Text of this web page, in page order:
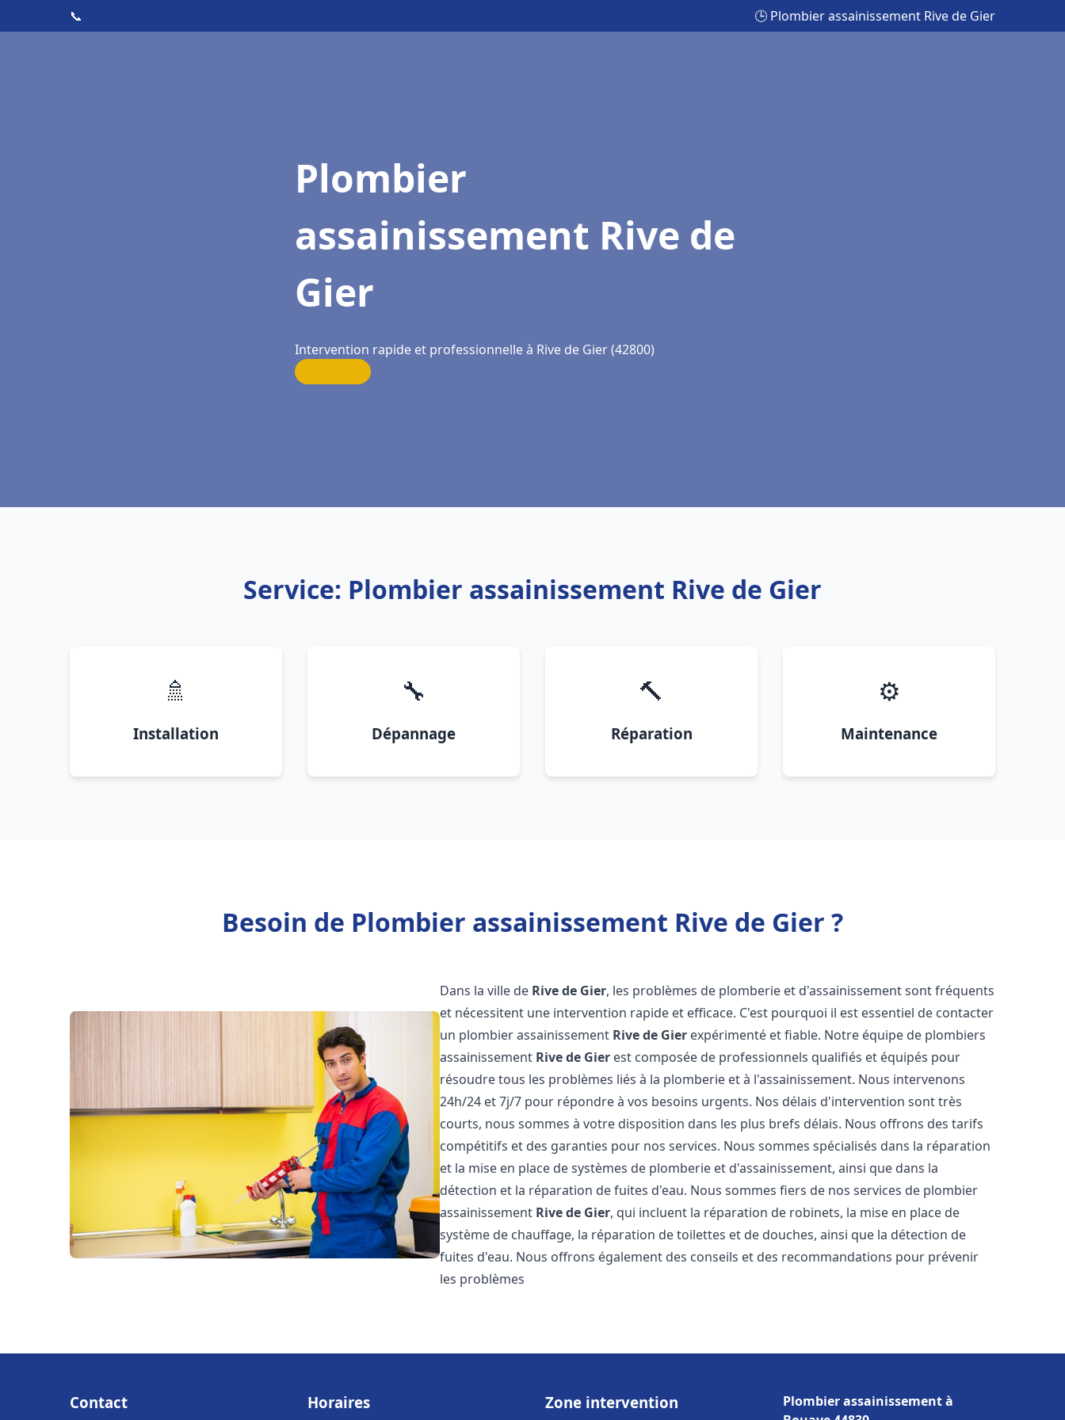
📞 🕒 Plombier assainissement Rive de Gier
Plombier
assainissement Rive de
Gier
Intervention rapide et professionnelle à Rive de Gier (42800)
Service: Plombier assainissement Rive de Gier
🚿
Installation
🔧
Dépannage
🔨
Réparation
⚙️
Maintenance
Besoin de Plombier assainissement Rive de Gier ?
Dans la ville de Rive de Gier, les problèmes de plomberie et d'assainissement sont fréquents
et nécessitent une intervention rapide et efficace. C'est pourquoi il est essentiel de contacter
un plombier assainissement Rive de Gier expérimenté et fiable. Notre équipe de plombiers
assainissement Rive de Gier est composée de professionnels qualifiés et équipés pour
résoudre tous les problèmes liés à la plomberie et à l'assainissement. Nous intervenons
24h/24 et 7j/7 pour répondre à vos besoins urgents. Nos délais d'intervention sont très
courts, nous sommes à votre disposition dans les plus brefs délais. Nous offrons des tarifs
compétitifs et des garanties pour nos services. Nous sommes spécialisés dans la réparation
et la mise en place de systèmes de plomberie et d'assainissement, ainsi que dans la
détection et la réparation de fuites d'eau. Nous sommes fiers de nos services de plombier
assainissement Rive de Gier, qui incluent la réparation de robinets, la mise en place de
système de chauffage, la réparation de toilettes et de douches, ainsi que la détection de
fuites d'eau. Nous offrons également des conseils et des recommandations pour prévenir
les problèmes
Contact Horaires Zone intervention
Plombier assainissement à